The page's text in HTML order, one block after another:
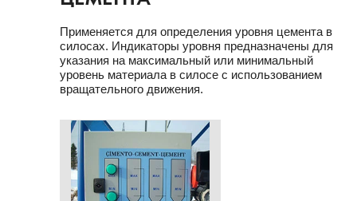
Применяется для определения уровня цемента в
силосах. Индикаторы уровня предназначены для
указания на максимальный или минимальный
уровень материала в силосе с использованием
вращательного движения.